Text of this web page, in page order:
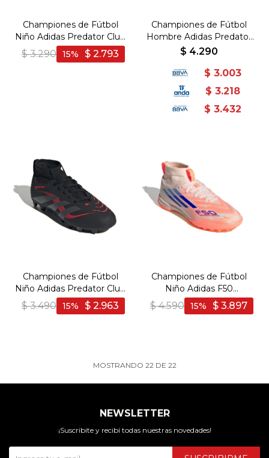
Championes de Fútbol
Niño Adidas Predator Club
FG/MG - Blanco-Rosado
$ 3.290 $ 2.793
15
Championes de Fútbol
Hombre Adidas Predator
Club TF - Blanco-Negro
$ 4.290
$ 3.003
$ 3.218
$ 3.432
Championes de Fútbol
Niño Adidas Predator Club
Sock - Negro-Gris
$ 3.490 $ 2.963
15
Championes de Fútbol
Niño Adidas F50
Sparkfusion League TF -
Naranja-Azul
$ 4.590 $ 3.897
15
MOSTRANDO 22DE 22
NEWSLETTER
¡Suscribite y recibí todas nuestras novedades!